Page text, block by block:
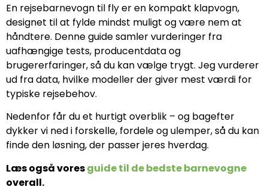
En rejsebarnevogn til fly er en kompakt klapvogn,
designet til at fylde mindst muligt og være nem at
håndtere. Denne guide samler vurderinger fra
uafhængige tests, producentdata og
brugererfaringer, så du kan vælge trygt. Jeg vurderer
ud fra data, hvilke modeller der giver mest værdi for
typiske rejsebehov.
Nedenfor får du et hurtigt overblik – og bagefter
dykker vi ned i forskelle, fordele og ulemper, så du kan
finde den løsning, der passer jeres hverdag.
Læs også voresguide til de bedste barnevogne
overall.